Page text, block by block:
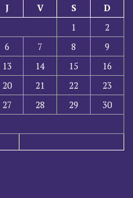
J V S
D
1
2
6 7 8
9
13 14 15
16
20 21 22
23
27 28 29
30